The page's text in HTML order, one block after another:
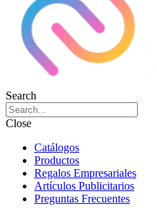
Search
Close
Catálogos
Productos
Regalos Empresariales
Artículos Publicitarios
Preguntas Frecuentes